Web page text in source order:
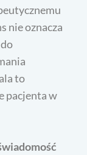
nie oznacza
to
pacjenta w